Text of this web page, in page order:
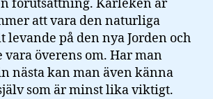
förutsättning. Kärleken är
att vara den naturliga
på den nya Jorden och
vara överens om. Har man
nästa kan man även känna
som är minst lika viktigt.